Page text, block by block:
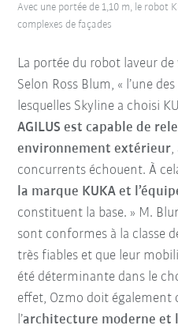
La portée du robot laveur
Selon Ross Blum, « l’une des
lesquelles Skyline a choisi
AGILUS est capable de
environnement extérieur,
concurrents échouent. À
la marque KUKA et
constituent la base. » M.
sont conformes à la classe
très fiables et que leur
été déterminante dans le
effet, Ozmo doit également
l’architecture moderne et
Avec une portée de 1,10 m, le robot
complexes de façades